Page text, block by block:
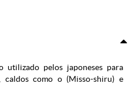
pelos japoneses para
como o (Misso-shiru) e